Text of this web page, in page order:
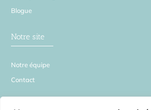
Blogue
Notre site
Notre équipe
Contact